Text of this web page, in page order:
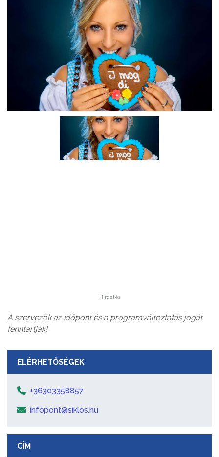
Hirdetés
A szervezők az időpont és a programváltoztatás jogát
fenntartják!
ELÉRHETŐSÉGEK
+36303358857
infopont@siklos.hu
CÍM